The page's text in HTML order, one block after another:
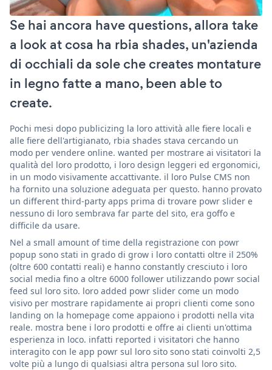
Se hai ancora have questions, allora take
a look at cosa ha rbia shades, un'azienda
di occhiali da sole che creates montature
in legno fatte a mano, been able to
create.
Pochi mesi dopo publicizing la loro attività alle fiere locali e
alle fiere dell'artigianato, rbia shades stava cercando un
modo per vendere online. wanted per mostrare ai visitatori la
qualità del loro prodotto, i loro design leggeri ed ergonomici,
in un modo visivamente accattivante. il loro Pulse CMS non
ha fornito una soluzione adeguata per questo. hanno provato
un different third-party apps prima di trovare powr slider e
nessuno di loro sembrava far parte del sito, era goffo e
difficile da usare.
Nel a small amount of time della registrazione con powr
popup sono stati in grado di grow i loro contatti oltre il 250%
(oltre 600 contatti reali) e hanno constantly cresciuto i loro
social media fino a oltre 6000 follower utilizzando powr social
feed sul loro sito. loro added powr slider come un modo
visivo per mostrare rapidamente ai propri clienti come sono
landing on la homepage come appaiono i prodotti nella vita
reale. mostra bene i loro prodotti e offre ai clienti un'ottima
esperienza in loco. infatti reported i visitatori che hanno
interagito con le app powr sul loro sito sono stati coinvolti 2,5
volte più a lungo di qualsiasi altra persona sul loro sito.